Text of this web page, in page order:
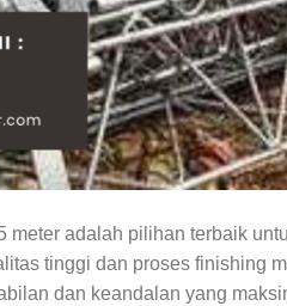
meter adalah pilihan terbaik
tinggi dan proses finishing
dan keandalan yang